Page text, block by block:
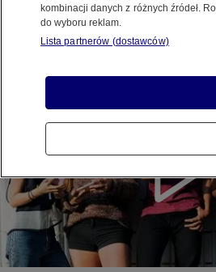
Posłuchaj artykułu
Czyta lektor AI
kombinacji danych z różnych źródeł.
do wyboru reklam.
Lista partnerów (dostawców)